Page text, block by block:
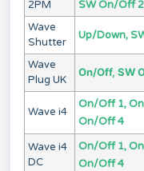
2PM
SW On/Off
Wave
Shutter
Up/Down,
Wave
Plug UK
On/Off, SW
Wave i4
On/Off 1,
On/Off 4
Wave i4
DC
On/Off 1,
On/Off 4